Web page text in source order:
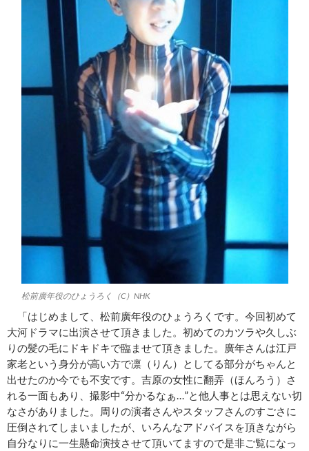
松前廣年役のひょうろく（C）NHK
「はじめまして、松前廣年役のひょうろくです。今回初めて
大河ドラマに出演させて頂きました。初めてのカツラや久しぶ
りの髪の毛にドキドキで臨ませて頂きました。廣年さんは江戸
家老という身分が高い方で凛（りん）としてる部分がちゃんと
出せたのか今でも不安です。吉原の女性に翻弄（ほんろう）さ
れる一面もあり、撮影中“分かるなぁ…”と他人事とは思えない切
なさがありました。周りの演者さんやスタッフさんのすごさに
圧倒されてしまいましたが、いろんなアドバイスを頂きながら
自分なりに一生懸命演技させて頂いてますので是非ご覧になっ